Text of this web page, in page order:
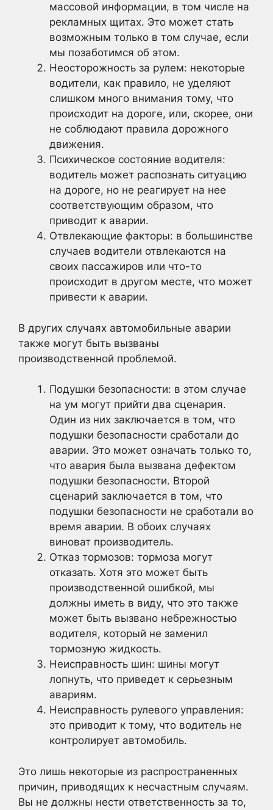
массовой информации, в том числе на
рекламных щитах. Это может стать
возможным только в том случае, если
мы позаботимся об этом.
Неосторожность за рулем: некоторые
водители, как правило, не уделяют
слишком много внимания тому, что
происходит на дороге, или, скорее, они
не соблюдают правила дорожного
движения.
Психическое состояние водителя:
водитель может распознать ситуацию
на дороге, но не реагирует на нее
соответствующим образом, что
приводит к аварии.
Отвлекающие факторы: в большинстве
случаев водители отвлекаются на
своих пассажиров или что-то
происходит в другом месте, что может
привести к аварии.
В других случаях автомобильные аварии
также могут быть вызваны
производственной проблемой.
Подушки безопасности: в этом случае
на ум могут прийти два сценария.
Один из них заключается в том, что
подушки безопасности сработали до
аварии. Это может означать только то,
что авария была вызвана дефектом
подушки безопасности. Второй
сценарий заключается в том, что
подушки безопасности не сработали во
время аварии. В обоих случаях
виноват производитель.
Отказ тормозов: тормоза могут
отказать. Хотя это может быть
производственной ошибкой, мы
должны иметь в виду, что это также
может быть вызвано небрежностью
водителя, который не заменил
тормозную жидкость.
Неисправность шин: шины могут
лопнуть, что приведет к серьезным
авариям.
Неисправность рулевого управления:
это приводит к тому, что водитель не
контролирует автомобиль.
Это лишь некоторые из распространенных
причин, приводящих к несчастным случаям.
Вы не должны нести ответственность за то,